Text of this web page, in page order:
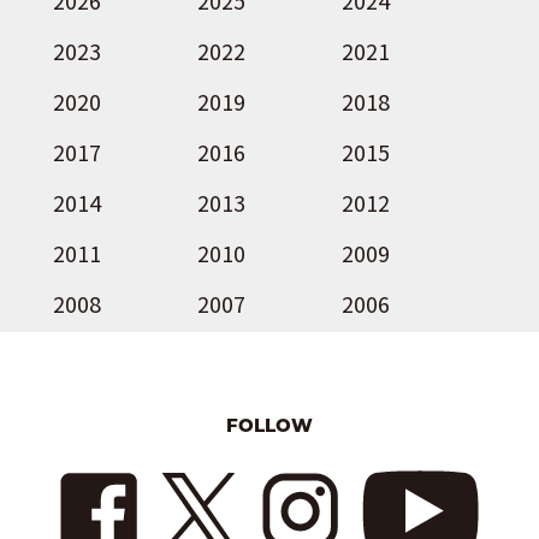
2023
2022
2021
2020
2019
2018
2017
2016
2015
2014
2013
2012
2011
2010
2009
2008
2007 2006
FOLLOW